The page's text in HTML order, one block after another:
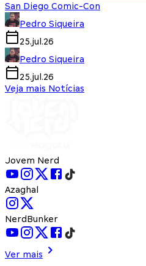
San Diego Comic-Con
Pedro Siqueira
25.jul.26
Pedro Siqueira
25.jul.26
Veja mais Notícias
Jovem Nerd
Azaghal
NerdBunker
Ver mais